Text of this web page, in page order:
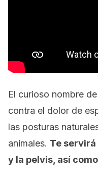
El curioso nombre
contra el dolor de
las posturas
animales. Te
y la pelvis, así